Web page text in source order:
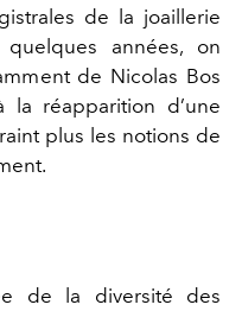
de la joaillerie
années, on
de Nicolas Bos
réapparition d’une
plus les notions de
de la diversité des